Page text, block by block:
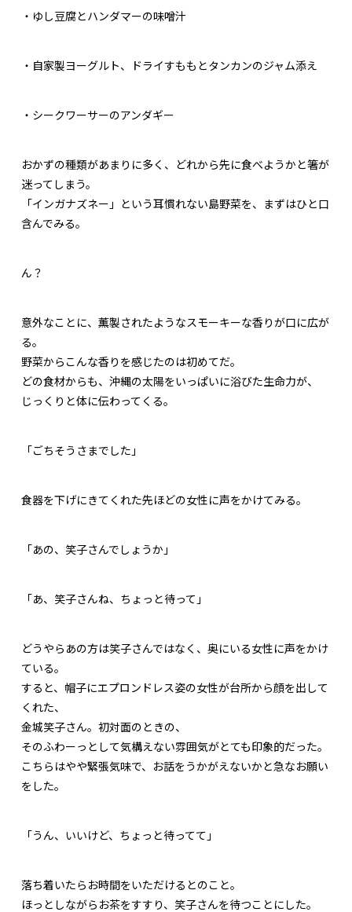
・ゆし豆腐とハンダマーの味噌汁
・自家製ヨーグルト、ドライすももとタンカンのジャム添え
・シークワーサーのアンダギー
おかずの種類があまりに多く、どれから先に食べようかと箸が
迷ってしまう。
「インガナズネー」という耳慣れない島野菜を、まずはひと口
含んでみる。
ん？
意外なことに、薫製されたようなスモーキーな香りが口に広が
る。
野菜からこんな香りを感じたのは初めてだ。
どの食材からも、沖縄の太陽をいっぱいに浴びた生命力が、
じっくりと体に伝わってくる。
「ごちそうさまでした」
食器を下げにきてくれた先ほどの女性に声をかけてみる。
「あの、笑子さんでしょうか」
「あ、笑子さんね、ちょっと待って」
どうやらあの方は笑子さんではなく、奥にいる女性に声をかけ
ている。
すると、帽子にエプロンドレス姿の女性が台所から顔を出して
くれた、
金城笑子さん。初対面のときの、
そのふわーっとして気構えない雰囲気がとても印象的だった。
こちらはやや緊張気味で、お話をうかがえないかと急なお願い
をした。
「うん、いいけど、ちょっと待ってて」
落ち着いたらお時間をいただけるとのこと。
ほっとしながらお茶をすすり、笑子さんを待つことにした。